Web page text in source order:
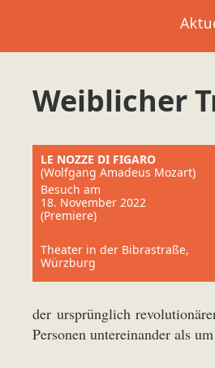
Weiblicher
LE NOZZE DI FIGARO
(Wolfgang Amadeus Mozart)
Besuch am
18. November 2022
(Premiere)
Theater in der Bibrastraße,
Würzburg
der ursprünglich
Personen untereinander als